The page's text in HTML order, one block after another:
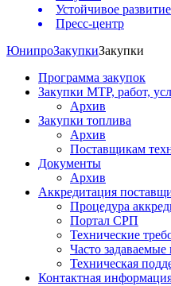
Устойчивое развитие
Пресс-центр
ЮнипроЗакупкиЗакупки
Программа закупок
Закупки МТР, работ,
Архив
Закупки топлива
Архив
Поставщикам
Документы
Архив
Аккредитация
Процедура
Портал СРП
Технические
Часто
Техническая
Контактная